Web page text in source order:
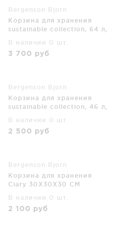
Bergenson Bjorn
Корзина для хранения
sustainable collection, 64 л,
В наличии 0 шт.
3 700 руб
Bergenson Bjorn
Корзина для хранения
sustainable collection, 46 л,
В наличии 0 шт.
2 500 руб
Bergenson Bjorn
Корзина для хранения
Ciary 30X30X30 CM
В наличии 0 шт.
2 100 руб